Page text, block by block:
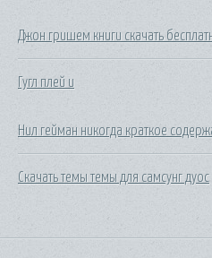
Джон гришем книги скачать
Гугл плей и
Нил гейман никогда краткое
Скачать темы темы для самсунг дуос